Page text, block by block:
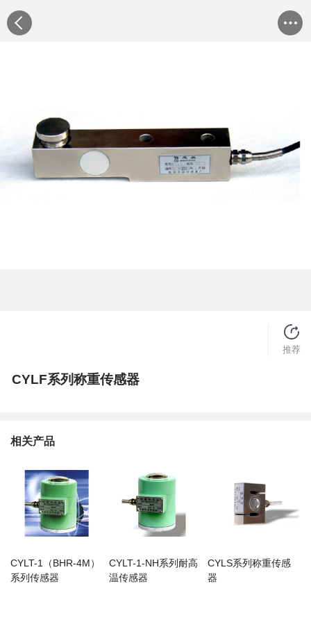
推荐
CYLF系列称重传感器
相关产品
CYLT-1（BHR-4M）
系列传感器
CYLT-1-NH系列耐高
温传感器
CYLS系列称重传感
器